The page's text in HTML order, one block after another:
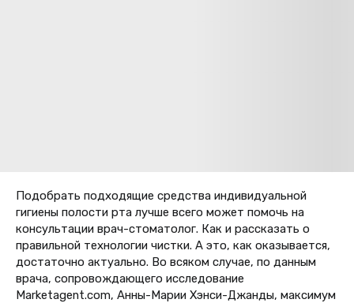
Подобрать подходящие средства индивидуальной
гигиены полости рта лучше всего может помочь на
консультации врач-стоматолог. Как и рассказать о
правильной технологии чистки. А это, как оказывается,
достаточно актуально. Во всяком случае, по данным
врача, сопровождающего исследование
Marketagent.com, Анны-Марии Хэнси-Джанды, максимум